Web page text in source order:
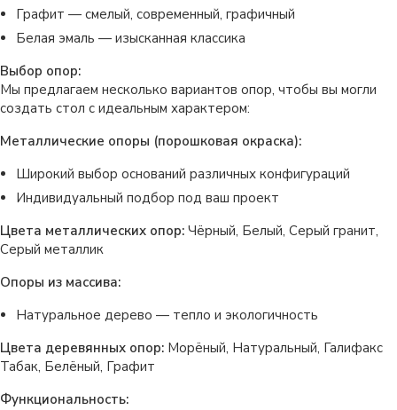
Графит — смелый, современный, графичный
Белая эмаль — изысканная классика
Выбор опор:
Мы предлагаем несколько вариантов опор, чтобы вы могли
создать стол с идеальным характером:
Металлические опоры (порошковая окраска):
Широкий выбор оснований различных конфигураций
Индивидуальный подбор под ваш проект
Цвета металлических опор: Чёрный, Белый, Серый гранит,
Серый металлик
Опоры из массива:
Натуральное дерево — тепло и экологичность
Цвета деревянных опор: Морёный, Натуральный, Галифакс
Табак, Белёный, Графит
Функциональность: